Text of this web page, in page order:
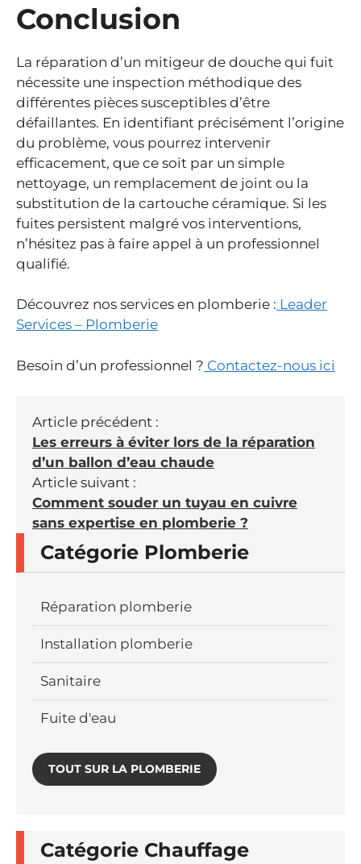
Conclusion
La réparation d’un mitigeur de douche qui fuit
nécessite une inspection méthodique des
différentes pièces susceptibles d’être
défaillantes. En identifiant précisément l’origine
du problème, vous pourrez intervenir
efficacement, que ce soit par un simple
nettoyage, un remplacement de joint ou la
substitution de la cartouche céramique. Si les
fuites persistent malgré vos interventions,
n’hésitez pas à faire appel à un professionnel
qualifié.
Découvrez nos services en plomberie : Leader
Services – Plomberie
Besoin d’un professionnel ? Contactez-nous ici
Article précédent :
Les erreurs à éviter lors de la réparation
d’un ballon d’eau chaude
Article suivant :
Comment souder un tuyau en cuivre
sans expertise en plomberie ?
Catégorie Plomberie
Réparation plomberie
Installation plomberie
Sanitaire
Fuite d'eau
TOUT SUR LA PLOMBERIE
Catégorie Chauffage